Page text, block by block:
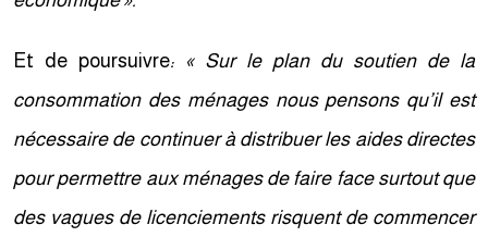
Et de poursuivre : « Sur le plan du soutien de la
consommation des ménages nous pensons qu’il est
nécessaire de continuer à distribuer les aides directes
pour permettre aux ménages de faire face surtout que
des vagues de licenciements risquent de commencer